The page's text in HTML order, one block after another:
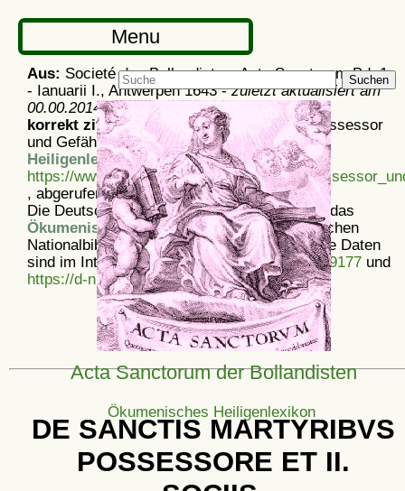
Menu
Suchen
Acta Sanctorum der Bollandisten
DE SANCTIS MARTYRIBVS
POSSESSORE ET II.
Aus: Societé des Bollandistes: Acta Sanctorum Bd. 1
- Ianuarii I., Antwerpen 1643 -zuletzt aktualisiert am
00.00.2014
korrekt zitieren: ArtikelActa Sanctorum: Possessor
und Gefährten, aus demÖkumenischen
Heiligenlexikon-
https://www.heiligenlexikon.de/ASJanuar/
, abgerufen am 7. 8. 2026
Die Deutsche Nationalbibliothek verzeichnet das
Ökumenische Heiligenlexikonin der Deutschen
Nationalbibliografie; detaillierte bibliografische Daten
sind im Internet überhttps://d-nb.info/1175439177 und
https://d-nb.info/969828497abrufbar.
Ökumenisches Heiligenlexikon